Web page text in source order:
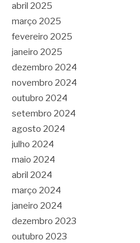
abril 2025
março 2025
fevereiro 2025
janeiro 2025
dezembro 2024
novembro 2024
outubro 2024
setembro 2024
agosto 2024
julho 2024
maio 2024
abril 2024
março 2024
janeiro 2024
dezembro 2023
outubro 2023